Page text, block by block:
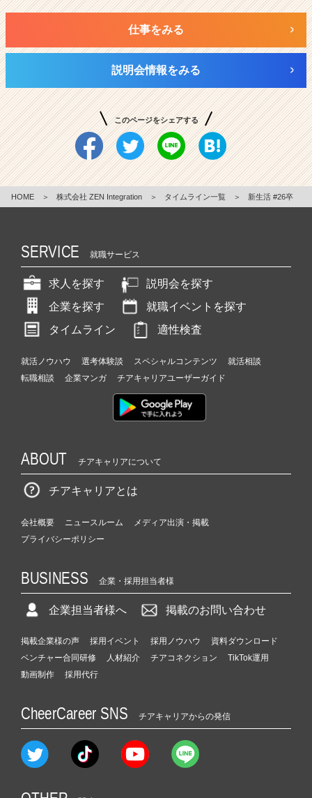
仕事をみる
説明会情報をみる
このページをシェアする
HOME ＞ 株式会社 ZEN Integration ＞ タイムライン一覧 ＞ 新生活 #26卒
SERVICE 就職サービス
求人を探す
説明会を探す
企業を探す
就職イベントを探す
タイムライン
適性検査
就活ノウハウ 選考体験談 スペシャルコンテンツ
就活相談
転職相談
企業マンガ チアキャリアユーザーガイド
ABOUT チアキャリアについて
チアキャリアとは
会社概要 ニュースルーム
メディア出演・掲載
プライバシーポリシー
BUSINESS 企業・採用担当者様
企業担当者様へ 掲載のお問い合わせ
掲載企業様の声 採用イベント 採用ノウハウ
資料ダウンロード
ベンチャー合同研修
人材紹介 チアコネクション
TikTok運用
動画制作
採用代行
CheerCareer SNS チアキャリアからの発信